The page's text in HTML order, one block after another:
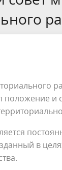
Пупкин
и
в